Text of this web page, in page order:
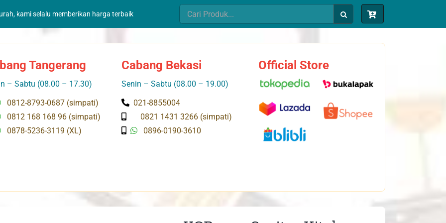
kami selalu memberikan harga terbaik
Search
for:
Tangerang
– Sabtu (08.00 – 17.30)
0812-8793-0687 (simpati)
0812 168 168 96 (simpati)
0878-5236-3119 (XL)
Cabang Bekasi
Senin – Sabtu (08.00 – 19.00)
021-8855004
0821 1431 3266 (simpati)
0896-0190-3610
Official Store